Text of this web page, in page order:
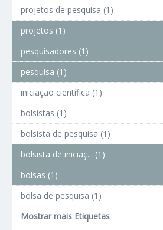
projetos de pesquisa (1)
projetos (1)
pesquisadores (1)
pesquisa (1)
iniciação científica (1)
bolsistas (1)
bolsista de pesquisa (1)
bolsista de iniciaç... (1)
bolsas (1)
bolsa de pesquisa (1)
Mostrar mais Etiquetas